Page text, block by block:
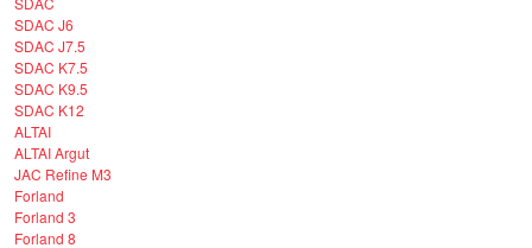
SDAC J6
SDAC J7.5
SDAC K7.5
SDAC K9.5
SDAC K12
ALTAI
ALTAI Argut
JAC Refine M3
Forland
Forland 3
Forland 8